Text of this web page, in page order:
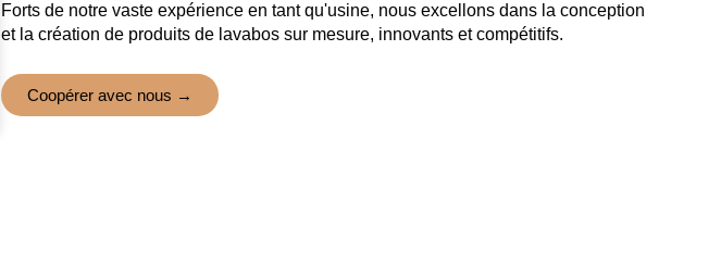
Forts de notre vaste expérience en tant qu'usine, nous excellons dans la conception
et la création de produits de lavabos sur mesure, innovants et compétitifs.
Coopérer avec nous →